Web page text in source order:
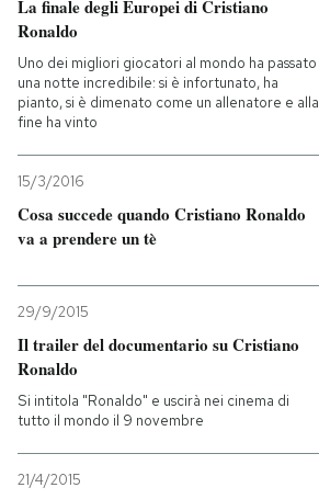
La finale degli Europei di Cristiano
Ronaldo
Uno dei migliori giocatori al mondo ha passato
una notte incredibile: si è infortunato, ha
pianto, si è dimenato come un allenatore e alla
fine ha vinto
15/3/2016
Cosa succede quando Cristiano Ronaldo
va a prendere un tè
29/9/2015
Il trailer del documentario su Cristiano
Ronaldo
Si intitola "Ronaldo" e uscirà nei cinema di
tutto il mondo il 9 novembre
21/4/2015